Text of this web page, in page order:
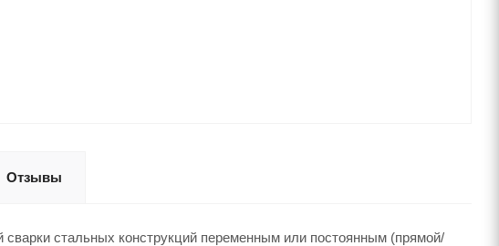
Отзывы
стальных конструкций переменным или постоянным (прямой/